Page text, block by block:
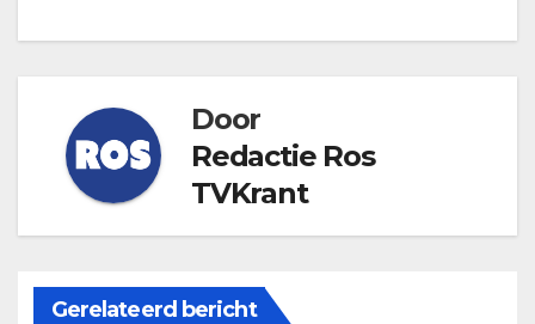
Door
Redactie Ros
TVKrant
Gerelateerd bericht